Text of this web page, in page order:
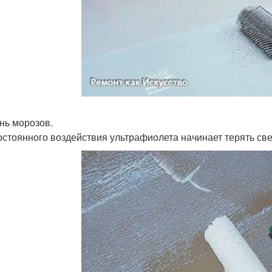
морозов.
воздействия ультрафиолета начинает терять